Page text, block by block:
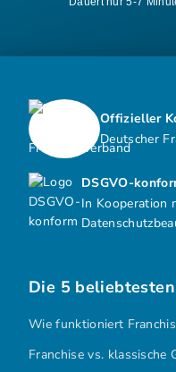
DSGVO-
In Kooperation
Offizieller
Deutscher
Die 5
Wie funktioniert
Franchise vs. klassische